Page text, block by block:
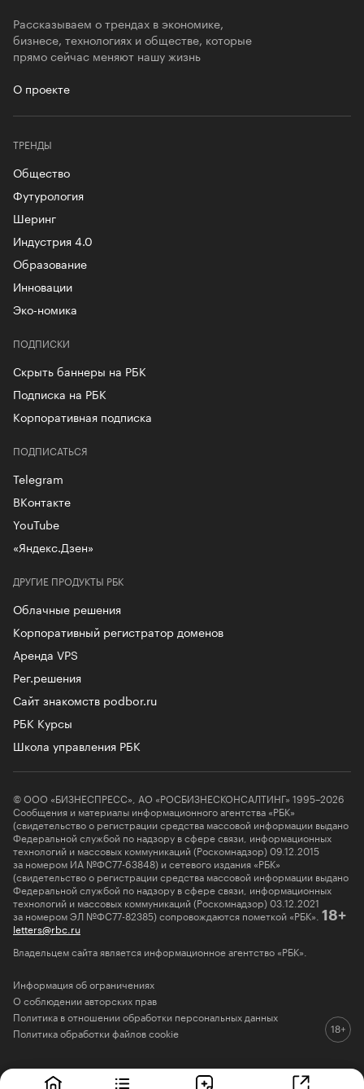
Рассказываем о трендах в экономике,
бизнесе, технологиях и обществе, которые
прямо сейчас меняют нашу жизнь
О проекте
ТРЕНДЫ
Общество
Футурология
Шеринг
Индустрия 4.0
Образование
Инновации
Эко-номика
ПОДПИСКИ
Скрыть баннеры на РБК
Подписка на РБК
Корпоративная подписка
ДРУГИЕ ПРОДУКТЫ РБК
Облачные решения
Корпоративный регистратор доменов
Аренда VPS
Рег.решения
Сайт знакомств podbor.ru
РБК Курсы
Школа управления РБК
ПОДПИСАТЬСЯ
Telegram
ВКонтакте
YouTube
«Яндекс.Дзен»
© ООО «БИЗНЕСПРЕСС», АО «РОСБИЗНЕСКОНСАЛТИНГ» 1995–2026
Сообщения и материалы информационного агентства «РБК»
(свидетельство о регистрации средства массовой информации выдано
Федеральной службой по надзору в сфере связи, информационных
технологий и массовых коммуникаций (Роскомнадзор) 09.12.2015
за номером ИА №ФС77-63848) и сетевого издания «РБК»
(свидетельство о регистрации средства массовой информации выдано
Федеральной службой по надзору в сфере связи, информационных
технологий и массовых коммуникаций (Роскомнадзор) 03.12.2021
за номером ЭЛ №ФС77-82385) сопровождаются пометкой «РБК». 18+
letters@rbc.ru
Владельцем сайта является информационное агентство «РБК».
Информация об ограничениях
О соблюдении авторских прав
Политика в отношении обработки персональных данных
Политика обработки файлов cookie